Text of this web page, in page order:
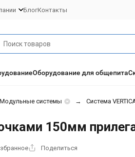
БлогКонтакты
Оборудование для общепита
Модульные системы Система
150мм
Поделиться